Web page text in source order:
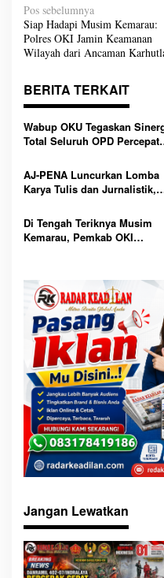
N
a
v
i
g
a
p
s
Pos sebelumnya
Siap Hadapi Musim Kemarau:
Polres OKI Jamin Keamanan
Wilayah dari Ancaman
BERITA TERKAIT
Wabup OKU Tegaskan
Total Seluruh OPD Percepat
Lewat Program Strategis 3
Juta Rumah
AJ-PENA Luncurkan Lomba
Karya Tulis dan Jurnalistik,
Cerdas Menjaga Aset Bangsa
Di Tengah Teriknya Musim
Kemarau, Pemkab OKI
Memohon Turunnya Hujan
Jangan Lewatkan